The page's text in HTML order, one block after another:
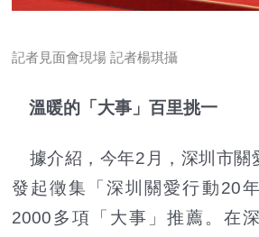
記者見面會現場 記者楊琪攝
溫暖的「大事」百里挑一
據介紹，今年2月，深圳市關
發起徵集「深圳關愛行動20
2000多項「大事」推薦。在